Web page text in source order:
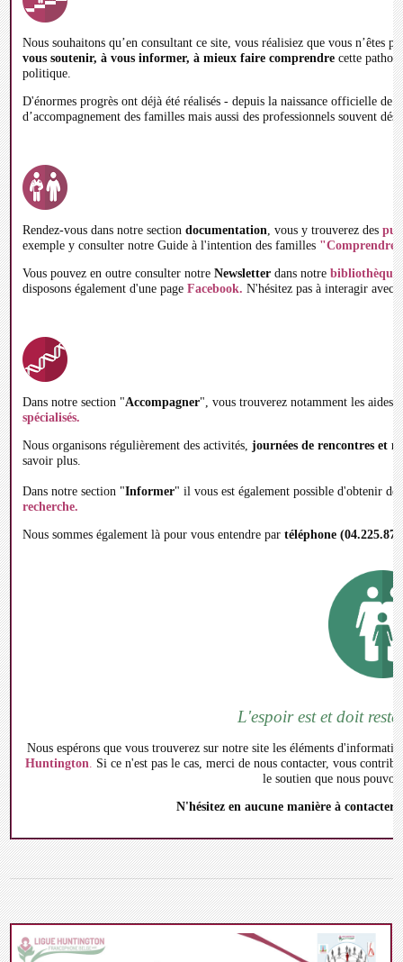
Nous souhaitons qu’en consultant ce site, vous réalisiez que vous
vous soutenir, à vous informer, à mieux faire comprendre cette
politique.
D'énormes progrès ont déjà été réalisés - depuis la naissance officielle
d’accompagnement des familles mais aussi des professionnels souvent
Rendez-vous dans notre sectiondocumentation , vous y trouverez des
exemple y consulter notre Guide à l'intention des familles "Comprendre
Vous pouvez en outre consulter notreNewsletter dans notrebibliothèque
disposons également d'une page Facebook.N'hésitez pas à interagir avec
Dans notre section "Accompagner", vous trouverez notamment les aides
spécialisés.
Nous organisons régulièrement des activités,journées de rencontres et
savoir plus.
Dans notre section "Informer" il vous est également possible d'obtenir
recherche.
Nous sommes également là pour vous entendre par téléphone
L'espoir est et doit
Nous espérons que vous trouverez sur notre site les éléments
Huntington. Si ce n'est pas le cas, merci de nous contacter, vous
le soutien que nous
N'hésitez en aucune manière à contacter